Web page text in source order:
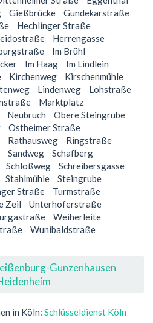
Gießbrücke
Gundekarstraße
Hechlinger Straße
Herrengasse
Im Brühl
Im Haag
Im Lindlein
Kirchenweg
Kirschenmühle
Lindenweg
Lohstraße
Marktplatz
Neubruch
Obere Steingrube
Ostheimer Straße
Rathausweg
Ringstraße
Sandweg
Schafberg
Schloßweg
Schreibersgasse
Stahlmühle
Steingrube
Straße
Turmstraße
Zeil
Unterhoferstraße
Weiherleite
Wunibaldstraße
Gunzenhausen
in Köln: Schlüsseldienst Köln